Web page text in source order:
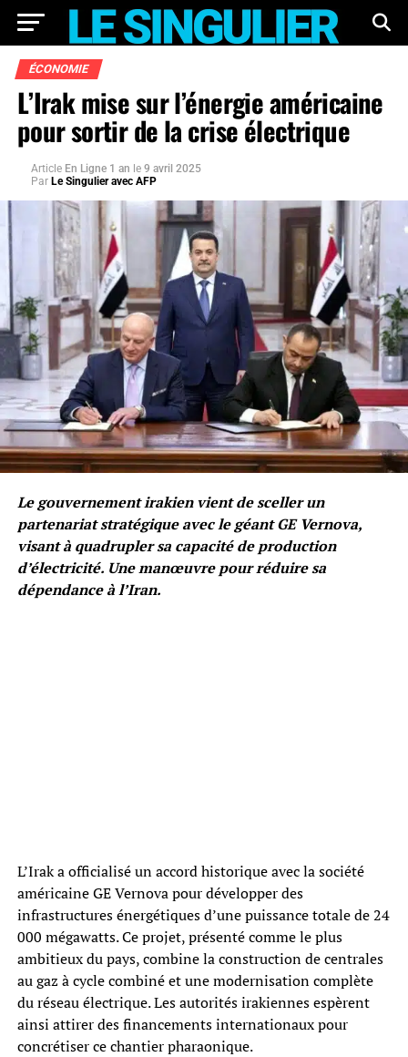
ÉCONOMIE
L’Irak mise sur l’énergie américaine
pour sortir de la crise électrique
Article En Ligne 1 an le 9 avril 2025
Par Le Singulier avec AFP
Le gouvernement irakien vient de sceller un
partenariat stratégique avec le géant GE Vernova,
visant à quadrupler sa capacité de production
d’électricité. Une manœuvre pour réduire sa
dépendance à l’Iran.
L’Irak a officialisé un accord historique avec la société
américaine GE Vernova pour développer des
infrastructures énergétiques d’une puissance totale de 24
000 mégawatts. Ce projet, présenté comme le plus
ambitieux du pays, combine la construction de centrales
au gaz à cycle combiné et une modernisation complète
du réseau électrique. Les autorités irakiennes espèrent
ainsi attirer des financements internationaux pour
concrétiser ce chantier pharaonique.